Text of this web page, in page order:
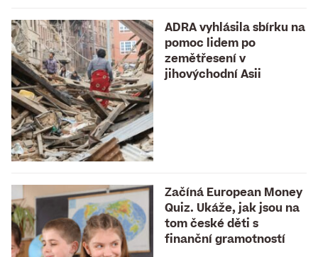
ADRA vyhlásila sbírku na
pomoc lidem po
zemětřesení v
jihovýchodní Asii
Začíná European Money
Quiz. Ukáže, jak jsou na
tom české děti s
finanční gramotností